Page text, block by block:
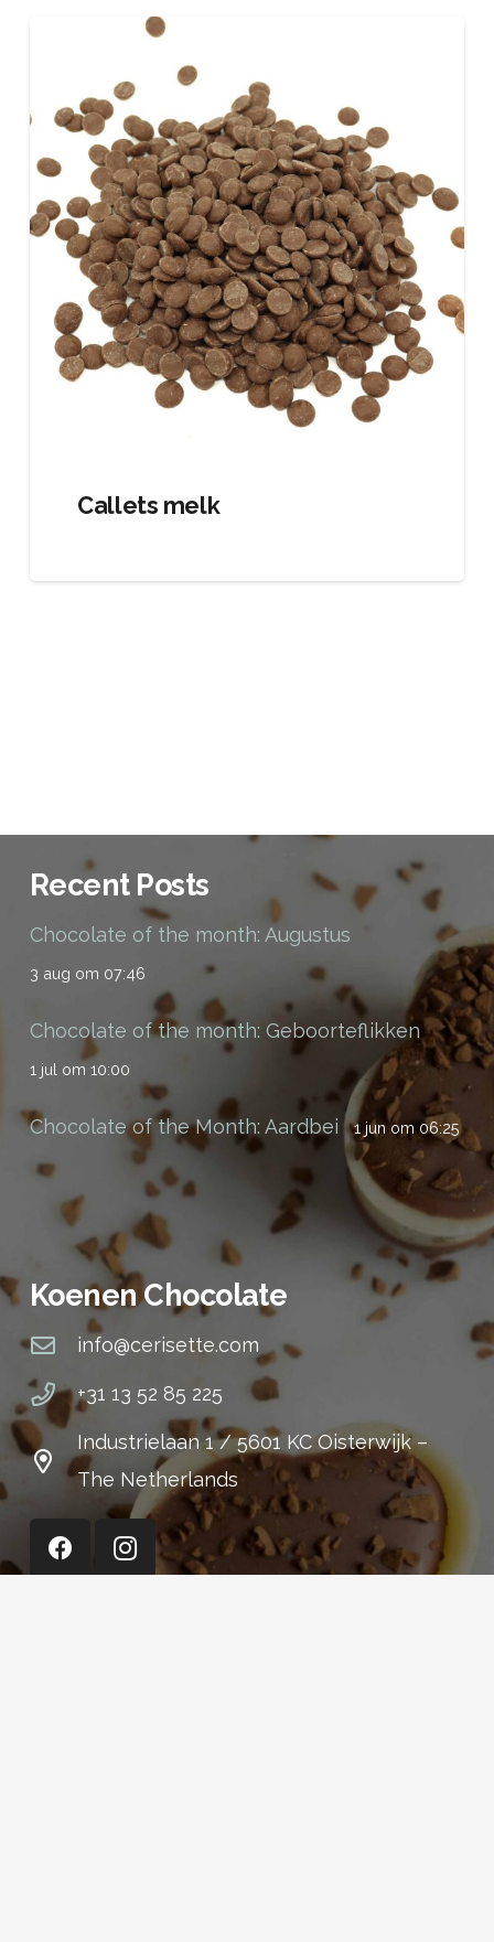
Callets melk
Recent Posts
Chocolate of the month: Augustus
3 aug om 07:46
Chocolate of the month: Geboorteflikken
1 jul om 10:00
Chocolate of the Month: Aardbei 1 jun om 06:25
Koenen Chocolate
info@cerisette.com
+31 13 52 85 225
Industrielaan 1 / 5601 KC Oisterwijk –
The Netherlands